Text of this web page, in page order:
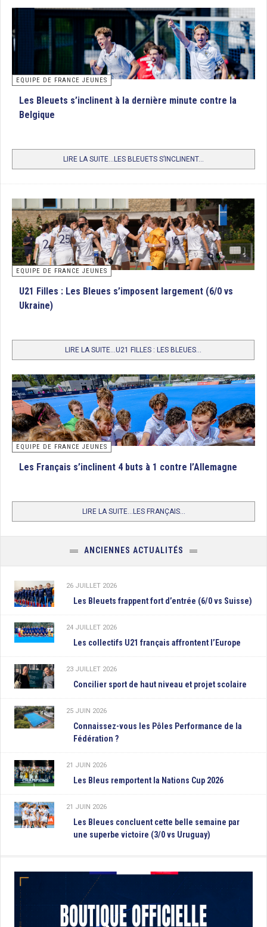
EQUIPE DE FRANCE JEUNES
Les Bleuets s’inclinent à la dernière minute contre la
Belgique
LIRE LA SUITE...LES BLEUETS S’INCLINENT...
EQUIPE DE FRANCE JEUNES
U21 Filles : Les Bleues s’imposent largement (6/0 vs
Ukraine)
LIRE LA SUITE...U21 FILLES : LES BLEUES...
EQUIPE DE FRANCE JEUNES
Les Français s’inclinent 4 buts à 1 contre l’Allemagne
LIRE LA SUITE...LES FRANÇAIS...
ANCIENNES ACTUALITÉS
26 JUILLET 2026
Les Bleuets frappent fort d’entrée (6/0 vs Suisse)
24 JUILLET 2026
Les collectifs U21 français affrontent l’Europe
23 JUILLET 2026
Concilier sport de haut niveau et projet scolaire
25 JUIN 2026
Connaissez-vous les Pôles Performance de la
Fédération ?
21 JUIN 2026
Les Bleus remportent la Nations Cup 2026
21 JUIN 2026
Les Bleues concluent cette belle semaine par
une superbe victoire (3/0 vs Uruguay)